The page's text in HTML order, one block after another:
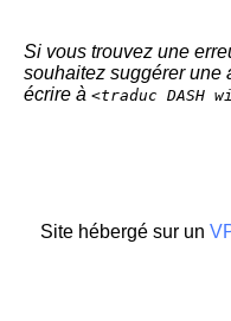
Si vous trouvez une
souhaitez suggérer une
écrire à <traduc DASH
Site hébergé sur un